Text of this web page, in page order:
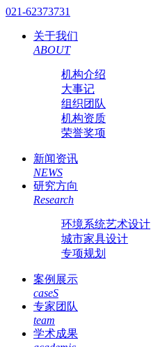
021-62373731
关于我们
ABOUT
机构介绍
大事记
组织团队
机构资质
荣誉奖项
新闻资讯
NEWS
研究方向
Research
环境系统艺术设计
城市家具设计
专项规划
案例展示
caseS
专家团队
team
学术成果